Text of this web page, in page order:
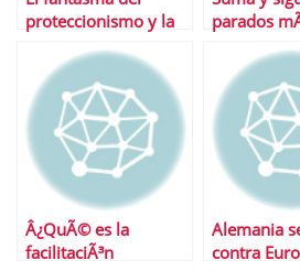
proteccionismo y la
parados
Â¿QuÃ© es la
facilitaciÃ³n
Alemania
contra